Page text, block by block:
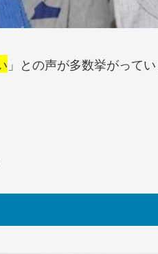
」との声が多数挙がってい